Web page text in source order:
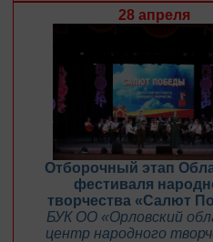
28 апреля
Отборочный этап
фестиваля
творчества «Салют
БУК ОО «Орловский
центр народного